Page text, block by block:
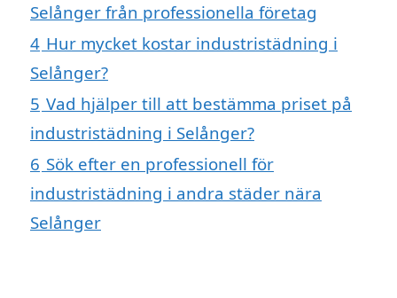
Selånger från professionella företag
4 Hur mycket kostar industristädning i
Selånger?
5 Vad hjälper till att bestämma priset på
industristädning i Selånger?
6 Sök efter en professionell för
industristädning i andra städer nära
Selånger